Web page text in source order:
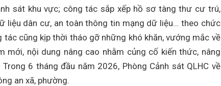
sát khu vực; công tác sắp xếp hồ sơ tàng thư cư trú,
liệu dân cư, an toàn thông tin mạng dữ liệu… theo chức
tác cũng kịp thời tháo gỡ những khó khăn, vướng mắc về
mới, nội dung nâng cao nhằm củng cố kiến thức, nâng
6 tháng đầu năm 2026, Phòng Cảnh sát QLHC về
an xã, phường.